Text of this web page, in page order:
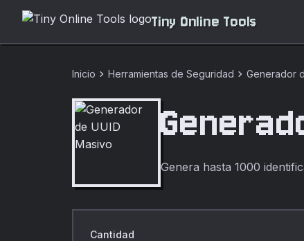
Tiny Online Tools
Inicio chevron_right Herramientas de Seguridad chevron_right Generador
Genera hasta 1000
Cantidad